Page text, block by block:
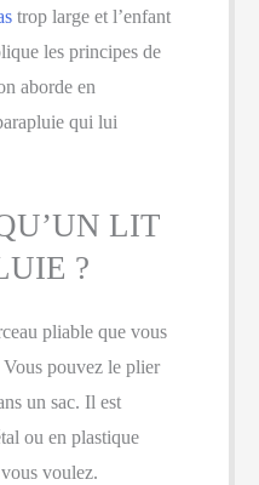
trop large et l’enfant
les principes de
aborde en
qui lui
LIT
?
pliable que vous
pouvez le plier
un sac. Il est
ou en plastique
voulez.